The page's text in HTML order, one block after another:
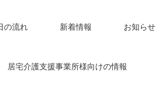
の流れ 新着情報 お知らせ
居宅介護支援事業所様向けの情報